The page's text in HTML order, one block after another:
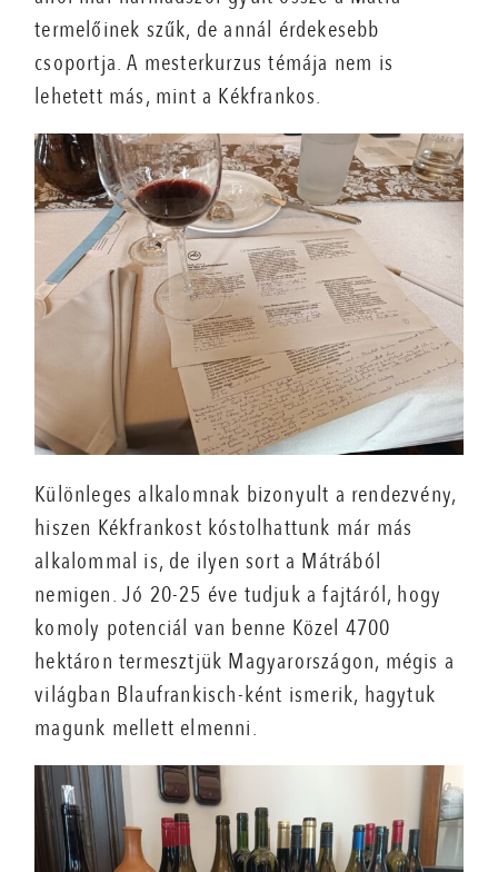
termelőinek szűk, de annál érdekesebb
csoportja. A mesterkurzus témája nem is
lehetett más, mint a Kékfrankos.
Különleges alkalomnak bizonyult a rendezvény,
hiszen Kékfrankost kóstolhattunk már más
alkalommal is, de ilyen sort a Mátrából
nemigen. Jó 20-25 éve tudjuk a fajtáról, hogy
komoly potenciál van benne Közel 4700
hektáron termesztjük Magyarországon, mégis a
világban Blaufrankisch-ként ismerik, hagytuk
magunk mellett elmenni.